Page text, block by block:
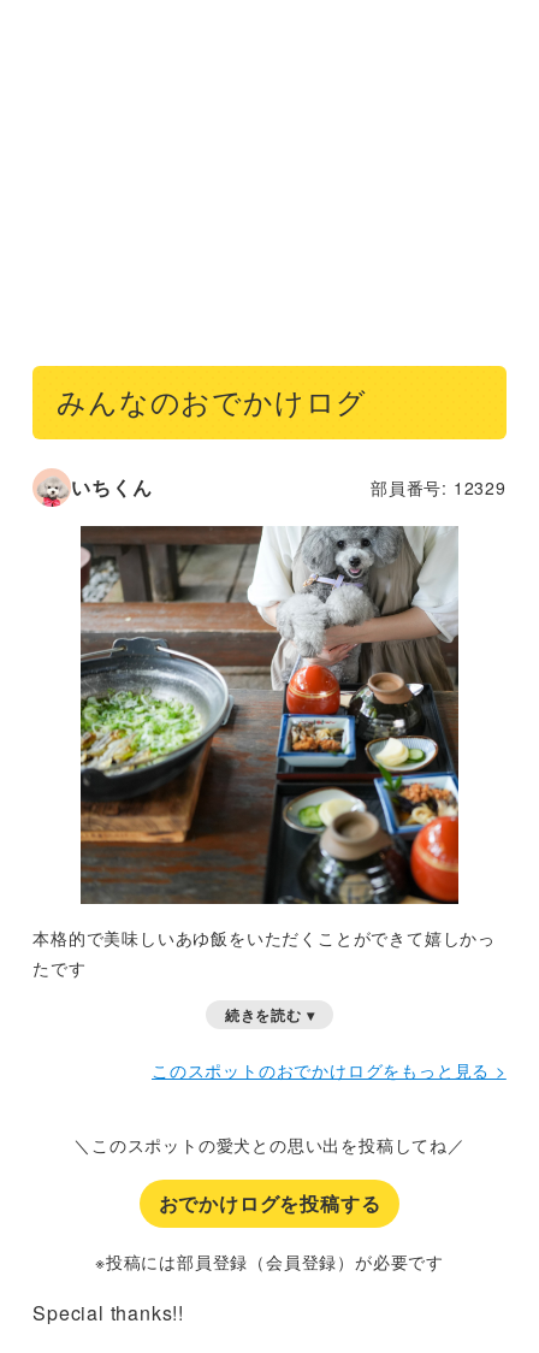
みんなのおでかけログ
いちくん 部員番号: 12329
本格的で美味しいあゆ飯をいただくことができて嬉しかっ
たです
続きを読む ▾
このスポットのおでかけログをもっと見る >
＼このスポットの愛犬との思い出を投稿してね／
おでかけログを投稿する
※投稿には部員登録（会員登録）が必要です
Special thanks!!